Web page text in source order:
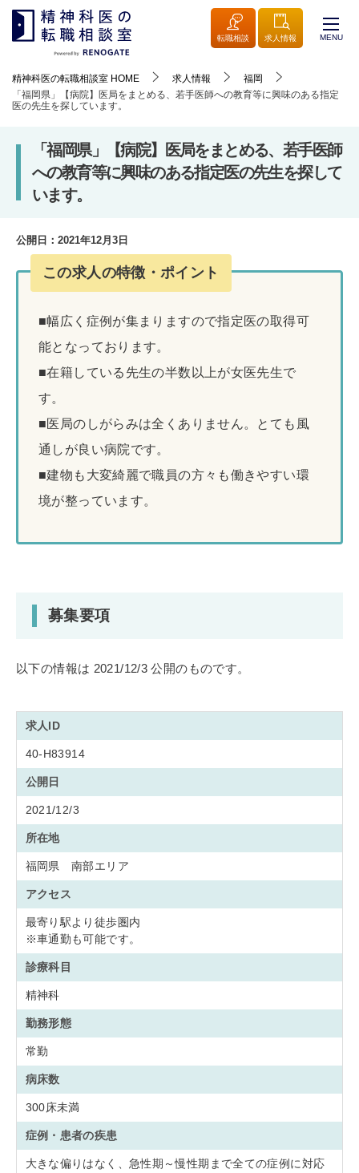
転職相談 求人情報 MENU
精神科医の転職相談室 HOME 求人情報
福岡
「福岡県」【病院】医局をまとめる、若手医師への教育等に興味のある指定
医の先生を探しています。
「福岡県」【病院】医局をまとめる、若手医師
への教育等に興味のある指定医の先生を探して
います。
公開日： 2021年12月3日
この求人の特徴・ポイント
■幅広く症例が集まりますので指定医の取得可
能となっております。
■在籍している先生の半数以上が女医先生で
す。
■医局のしがらみは全くありません。とても風
通しが良い病院です。
■建物も大変綺麗で職員の方々も働きやすい環
境が整っています。
募集要項
以下の情報は 2021/12/3 公開のものです。
求人ID
40-H83914
公開日
2021/12/3
所在地
福岡県 南部エリア
アクセス
最寄り駅より徒歩圏内
※車通勤も可能です。
診療科目
精神科
勤務形態
常勤
病床数
300床未満
症例・患者の疾患
大きな偏りはなく、急性期～慢性期まで全ての症例に対応